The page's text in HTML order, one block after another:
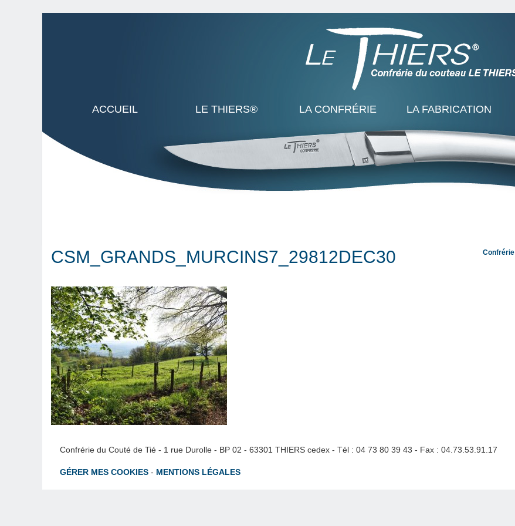
ACCUEIL LE THIERS® LA CONFRÉRIE LA FABRICATION
CSM_GRANDS_MURCINS7_29812DEC30 Confrérie
Confrérie du Couté de Tié - 1 rue Durolle - BP 02 - 63301 THIERS cedex - Tél : 04 73 80 39 43 - Fax : 04.73.53.91.17
GÉRER MES COOKIES - MENTIONS LÉGALES